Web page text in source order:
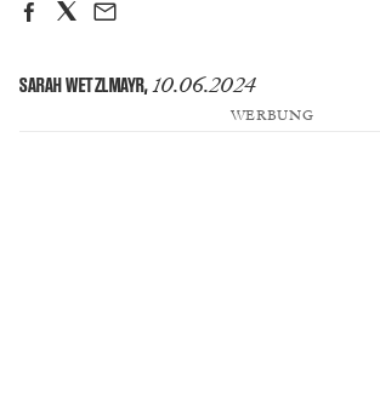
SARAH WETZLMAYR, 10.06.2024
WERBUNG